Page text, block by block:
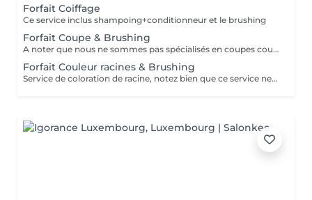
Forfait Coiffage
Ce service inclus shampoing+conditionneur et le brushing
Forfait Coupe & Brushing
A noter que nous ne sommes pas spécialisés en coupes courtes.
Forfait Couleur racines & Brushing
Service de coloration de racine, notez bien que ce service ne permet pas d‘effectuer d’importants éclaircissements tel qu‘un balayage ou des mèches.